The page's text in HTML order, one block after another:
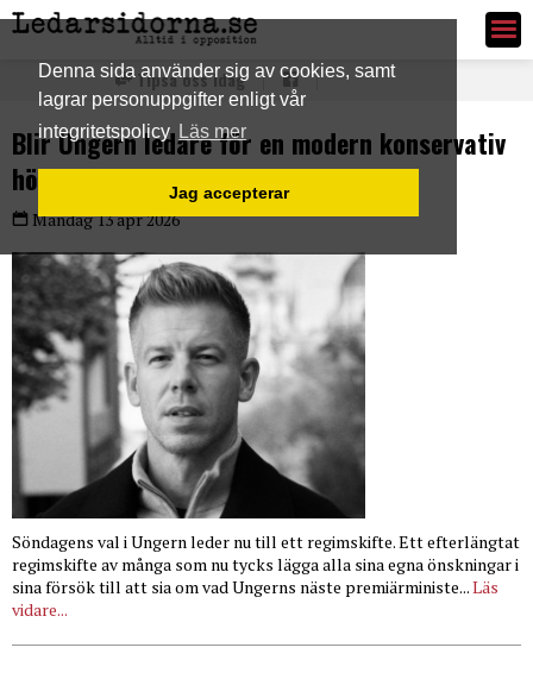
Denna sida använder sig av cookies, samt
lagrar personuppgifter enligt vår
integritetspolicy Läs mer
Jag accepterar
Ledarsidorna.se
Tipsa oss idag
Blir Ungern ledare för en modern konservativ
höger?
Måndag 13 apr 2026
Söndagens val i Ungern leder nu till ett regimskifte. Ett efterlängtat
regimskifte av många som nu tycks lägga alla sina egna önskningar i
sina försök till att sia om vad Ungerns näste premiärministe...Läs
vidare...